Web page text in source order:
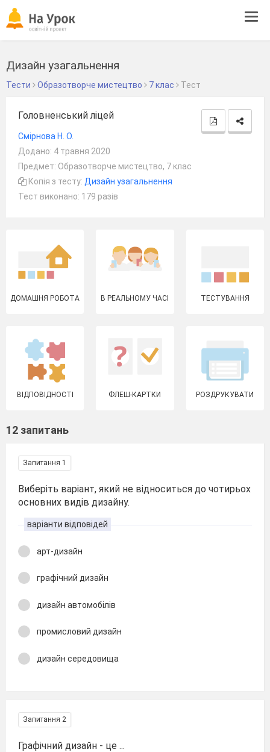
Дизайн узагальнення
Тести Образотворче мистецтво 7 клас Тест
Головненський ліцей
Смірнова Н. О.
Додано: 4 травня 2020
Предмет: Образотворче мистецтво, 7 клас
Копія з тесту: Дизайн узагальнення
Тест виконано: 179 разів
ДОМАШНЯ РОБОТА В РЕАЛЬНОМУ ЧАСІ ТЕСТУВАННЯ
ВІДПОВІДНОСТІ ФЛЕШ-КАРТКИ РОЗДРУКУВАТИ
12 запитань
Запитання 1
Виберіть варіант, який не відноситься до чотирьох
основних видів дизайну.
варіанти відповідей
арт-дизайн
графічний дизайн
дизайн автомобілів
промисловий дизайн
дизайн середовища
Запитання 2
Графічний дизайн - це ...